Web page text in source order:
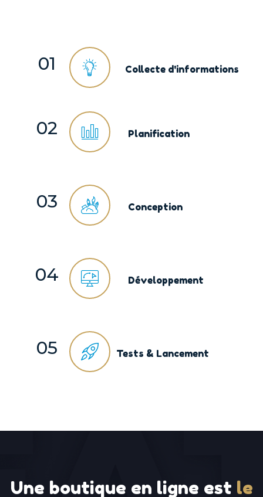
01 Collecte d'informations
02 Planification
03 Conception
04 Développement
05 Tests & Lancement
Une boutique en ligne est le